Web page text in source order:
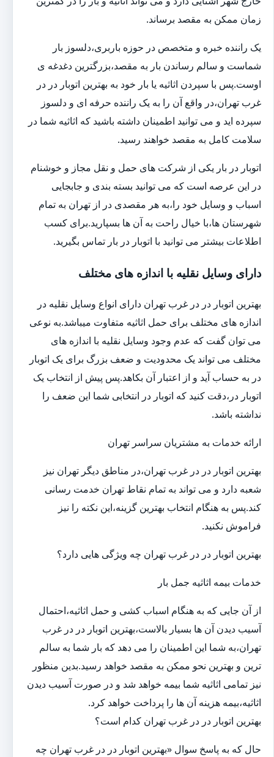
زمان ممکن به مقصد برساند.
یک راننده خبره و متخصص در حوزه باربری،دلسوز بار
شماست و سالم رساندن بار به مقصد،بزرگترین دغدغه ی
اوست.پس با سپردن اثاثیه یا بار خود به بهترین اتوبار در در
غرب تهران،در واقع آن را به یک راننده حرفه ای و دلسوز
سپرده اید و می توانید اطمینان داشته باشید که اثاثیه شما در
سلامت کامل به مقصد خواهند رسید.
اتوبار در بار یکی از شرکت های حمل و نقل مجاز و خوشنام
در این عرصه است که می توانید بسته بندی و جابجایی
اسباب و وسایل خود را،به هر مقصدی در از تهران به تمام
شهرستان ها،با خیال راحت به آن ها بسپارید.برای کسب
اطلاعات بیشتر می توانید با اتوبار در بار تماس بگیرید.
دارای وسایل نقلیه با اندازه های مختلف
بهترین اتوبار در در غرب تهران دارای انواع وسایل نقلیه در
اندازه های مختلف برای حمل اثاثیه متفاوت می‎باشد.به نوعی
می توان گفت که عدم وجود وسایل نقلیه با اندازه های
مختلف می تواند یک محدودیت و ضعف بزرگ برای یک اتوبار
در به حساب آید و از اعتبار آن بکاهد.پس پیش از انتخاب یک
اتوبار در،دقت کنید که اتوبار در انتخابی شما این ضعف را
نداشته باشد.
ارائه خدمات به مشتریان سراسر تهران
بهترین اتوبار در در غرب تهران،در مناطق دیگر تهران نیز
شعبه دارد و می تواند به تمام نقاط تهران خدمت رسانی
کند.پس به هنگام انتخاب بهترین گزینه،این نکته را نیز
فراموش نکنید.
بهترین اتوبار در در غرب تهران چه ویژگی هایی دارد؟
خدمات بیمه اثاثیه جمل بار
از آن جایی که به هنگام اسباب کشی و حمل اثاثیه،احتمال
آسیب دیدن آن ها بسیار بالاست،بهترین اتوبار در در غرب
تهران،به شما این اطمینان را می دهد که بار شما به سالم
ترین و بهترین نحو ممکن به مقصد خواهد رسید.بدین منظور
نیز تمامی اثاثیه شما بیمه خواهد شد و در صورت آسیب دیدن
اثاثیه،بیمه هزینه آن ها را پرداخت خواهد کرد.
بهترین اتوبار در در غرب تهران کدام است؟
حال که به پاسخ سوال «بهترین اتوبار در در غرب تهران چه